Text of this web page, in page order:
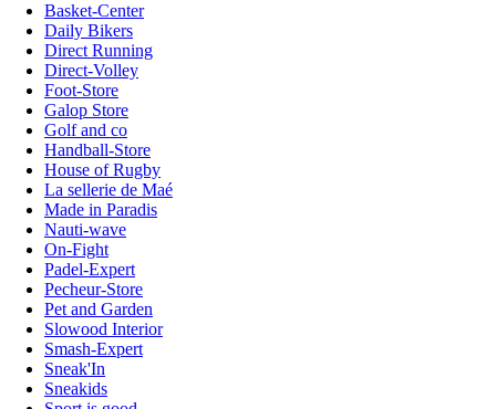
Basket-Center
Daily Bikers
Direct Running
Direct-Volley
Foot-Store
Galop Store
Golf and co
Handball-Store
House of Rugby
La sellerie de Maé
Made in Paradis
Nauti-wave
On-Fight
Padel-Expert
Pecheur-Store
Pet and Garden
Slowood Interior
Smash-Expert
Sneak'In
Sneakids